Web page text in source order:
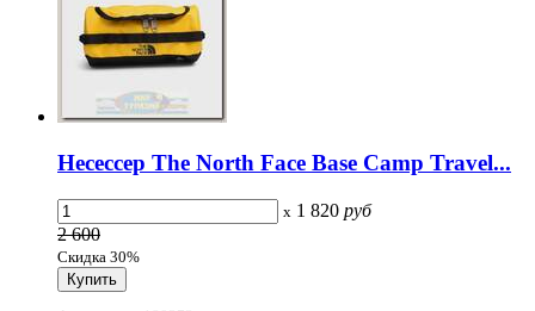
Несессер The North Face Base Camp Travel...
x 1 820 руб
2 600
Скидка 30%